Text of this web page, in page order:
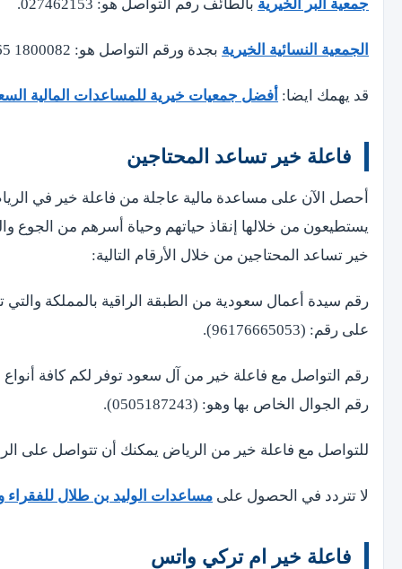
جمعية البر الخيرية بالطائف رقم التواصل هو: 027462153.
الجمعية النسائية الخيرية بجدة ورقم التواصل هو: 1800082 9665+
قد يهمك ايضا: أفضل جمعيات خيرية للمساعدات المالية السعودية 10 جمعيات تعرف
فاعلة خير تساعد المحتاجين
أحصل الآن على مساعدة مالية عاجلة من فاعلة خير في
يستطيعون من خلالها إنقاذ حياتهم وحياة أسرهم من الجوع
خير تساعد المحتاجين من خلال الأرقام التالية:
رقم سيدة أعمال سعودية من الطبقة الراقية بالمملكة والتي
على رقم: (96176665053).
رقم التواصل مع فاعلة خير من آل سعود توفر لكم كافة
رقم الجوال الخاص بها وهو: (0505187243).
للتواصل مع فاعلة خير من الرياض يمكنك أن تتواصل على الرقم:
لا تتردد في الحصول على مساعدات الوليد بن طلال للفقراء ودعم يصل إلى
فاعلة خير ام تركي واتس